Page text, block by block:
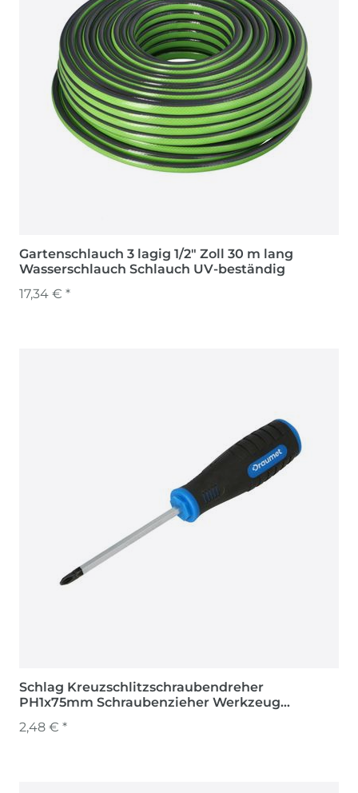
Gartenschlauch 3 lagig 1/2" Zoll 30 m lang
Wasserschlauch Schlauch UV-beständig
17,34 € *
Schlag Kreuzschlitzschraubendreher
PH1x75mm Schraubenzieher Werkzeug
2,48 € *